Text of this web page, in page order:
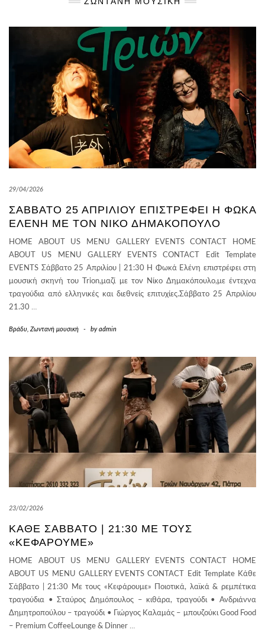
29/04/2026
ΣΆΒΒΑΤΟ 25 ΑΠΡΙΛΊΟΥ ΕΠΙΣΤΡΈΦΕΙ Η ΦΩΚΆ
ΕΛΈΝΗ ΜΕ ΤΟΝ ΝΊΚΟ ΔΗΜΑΚΌΠΟΥΛΟ
HOME ABOUT US MENU GALLERY EVENTS CONTACT HOME
ABOUT US MENU GALLERY EVENTS CONTACT Edit Template
EVENTS Σάββατο 25 Απριλίου | 21:30 Η Φωκά Ελένη επιστρέφει στη
μουσική σκηνή του Trion,μαζί με τον Νίκο Δημακόπουλο,με έντεχνα
τραγούδια από ελληνικές και διεθνείς επιτυχίες.Σάββατο 25 Απριλίου
21.30 …
Βράδυ Ζωντανή μουσική - byadmin
23/02/2026
ΚΆΘΕ ΣΆΒΒΑΤΟ | 21:30 ΜΕ ΤΟΥΣ
«ΚΕΦΆΡΟΥΜΕ»
HOME ABOUT US MENU GALLERY EVENTS CONTACT HOME
ABOUT US MENU GALLERY EVENTS CONTACT Edit Template Κάθε
Σάββατο | 21:30 Με τους «Κεφάρουμε» Ποιοτικά, λαϊκά & ρεμπέτικα
τραγούδια • Σταύρος Δημόπουλος – κιθάρα, τραγούδι • Ανδριάννα
Δημητροπούλου – τραγούδι • Γιώργος Καλαμάς – μπουζούκι Good Food
– Premium CoffeeLounge & Dinner …